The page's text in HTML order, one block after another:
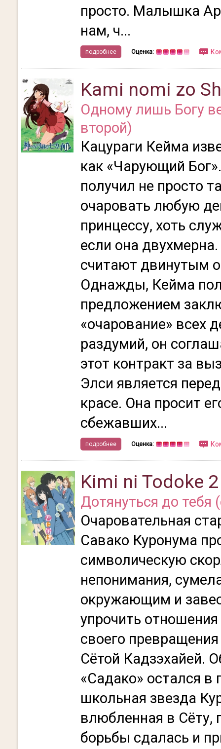
просто. Малышка
нам, ч...
подробнее Оценка:
Kami nomi zo
Одному лишь Богу
второй)
Кацураги Кейма
как «Чарующий
получил не просто
очаровать любую
принцессу, хоть
если она
считают двинутым
Однажды, Кейма
предложением
«очарование» всех
раздумий, он
этот контракт за
Элси является
красе. Она просит
сбежавших...
подробнее Оценка:
Kimi ni Todoke 2
Дотянуться до тебя
Очаровательная
Савако Куронума
символическую
непонимания,
окружающим и
упрочить
своего
Сётой Кадзэхайей.
«Садако» остался
школьная звезда
влюбленная в Сёту,
борьбы сдалась и